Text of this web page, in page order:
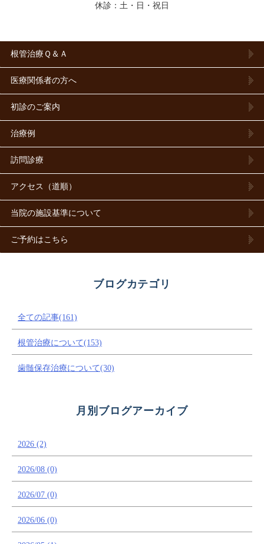
休診：土・日・祝日
根管治療Ｑ＆Ａ
医療関係者の方へ
初診のご案内
治療例
訪問診療
アクセス（道順）
当院の施設基準について
ご予約はこちら
ブログカテゴリ
全ての記事(161)
根管治療について(153)
歯髄保存治療について(30)
月別ブログアーカイブ
2026 (2)
2026/08 (0)
2026/07 (0)
2026/06 (0)